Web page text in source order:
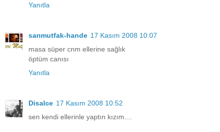
Yanıtla
sarımutfak-hande 17 Kasım 2008 10:07
masa süper cnm ellerine sağlık
öptüm canısı
Yanıtla
Disalce 17 Kasım 2008 10:52
sen kendi ellerinle yaptın kızım....